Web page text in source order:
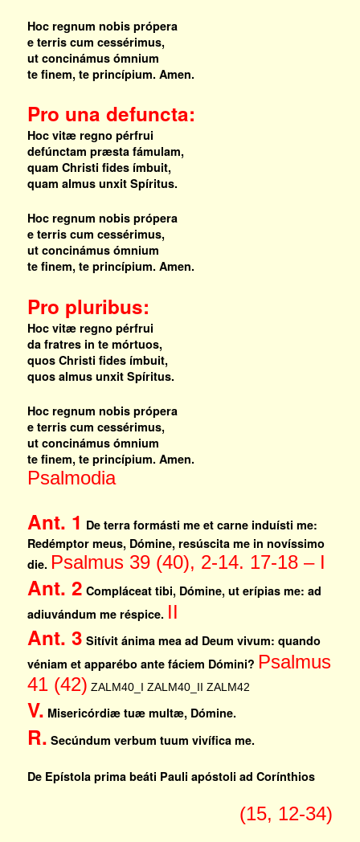
Hoc regnum nobis própera
e terris cum cessérimus,
ut concinámus ómnium
te finem, te princípium. Amen.
Pro una defuncta:
Hoc vitæ regno pérfrui
defúnctam præsta fámulam,
quam Christi fides ímbuit,
quam almus unxit Spíritus.
Hoc regnum nobis própera
e terris cum cessérimus,
ut concinámus ómnium
te finem, te princípium. Amen.
Pro pluribus:
Hoc vitæ regno pérfrui
da fratres in te mórtuos,
quos Christi fides ímbuit,
quos almus unxit Spíritus.
Hoc regnum nobis própera
e terris cum cessérimus,
ut concinámus ómnium
te finem, te princípium. Amen.
Psalmodia
Ant. 1 De terra formásti me et carne induísti me:
Redémptor meus, Dómine, resúscita me in novíssimo
die. Psalmus 39 (40), 2-14. 17-18 – I
Ant. 2 Compláceat tibi, Dómine, ut erípias me: ad
adiuvándum me réspice. II
Ant. 3 Sitívit ánima mea ad Deum vivum: quando
véniam et apparébo ante fáciem Dómini? Psalmus
41 (42) ZALM40_I ZALM40_II ZALM42
V. Misericórdiæ tuæ multæ, Dómine.
R. Secúndum verbum tuum vivífica me.
De Epístola prima beáti Pauli apóstoli ad Corínthios
(15, 12-34)